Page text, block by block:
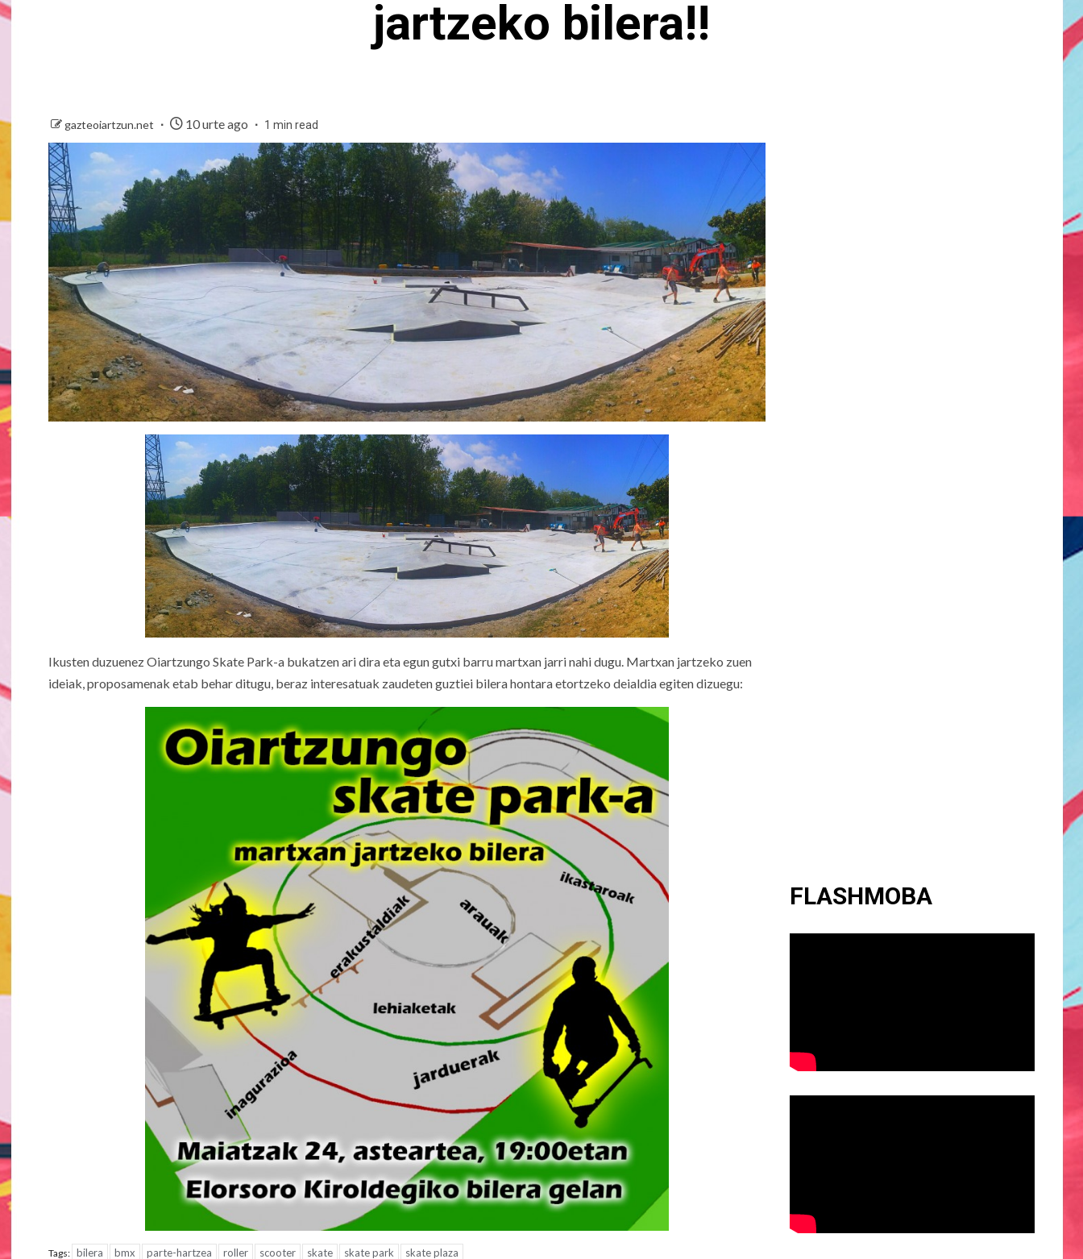
jartzeko bilera!!
gazteoiartzun.net 10 urte ago 1 min read
Ikusten duzuenez Oiartzungo Skate Park-a bukatzen ari dira eta egun gutxi barru martxan jarri nahi dugu. Martxan jartzeko zuen
ideiak, proposamenak etab behar ditugu, beraz interesatuak zaudeten guztiei bilera hontara etortzeko deialdia egiten dizuegu:
Tags: bilera bmx parte-hartzea roller scooter skate skate park skate plaza
FLASHMOBA